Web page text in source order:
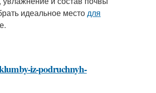
идеальное местодля
iz-podruchnyh-